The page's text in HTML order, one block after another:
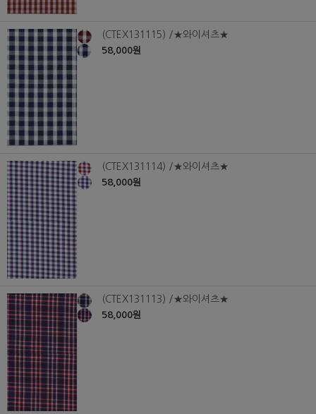
(CTEX131115) /★와이셔츠★
58,000원
(CTEX131114) /★와이셔츠★
58,000원
(CTEX131113) /★와이셔츠★
58,000원